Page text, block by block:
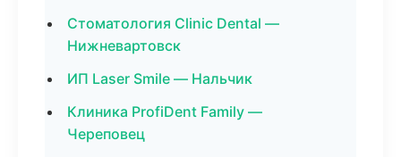
Стоматология Clinic Dental —
Нижневартовск
ИП Laser Smile — Нальчик
Клиника ProfiDent Family —
Череповец